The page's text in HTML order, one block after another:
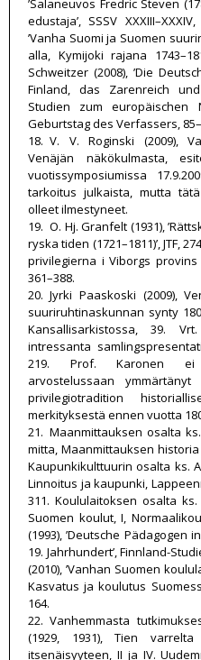
’Salaneuvos Fredric Steven
edustaja’, SSSV
’Vanha Suomi ja Suomen
alla, Kymijoki rajana
Schweitzer (2008), ’Die
Finland, das Zarenreich
Studien zum europäischen
Geburtstag des Verfassers,
18. V. V. Roginski (2009),
Venäjän näkökulmasta,
vuotissymposiumissa
tarkoitus julkaista, mutta
olleet ilmestyneet.
19. O. Hj. Granfelt (1931),
ryska tiden (1721–1811)’, JTF,
privilegierna i Viborgs provins
361–388.
20. Jyrki Paaskoski (2009),
suuriruhtinaskunnan synty
Kansallisarkistossa, 39.
intressanta
219. Prof. Karonen ei
arvostelussaan
privilegiotradition
merkityksestä ennen vuotta
21. Maanmittauksen osalta
mitta, Maanmittauksen historia
Kaupunkikulttuurin osalta ks.
Linnoitus ja kaupunki,
311. Koululaitoksen osalta
Suomen koulut, I,
(1993), ’Deutsche
19. Jahrhundert’, Finnland-
(2010), ’Vanhan Suomen
Kasvatus ja koulutus
164.
22. Vanhemmasta
(1929, 1931), Tien
itsenäisyyteen, II ja IV.